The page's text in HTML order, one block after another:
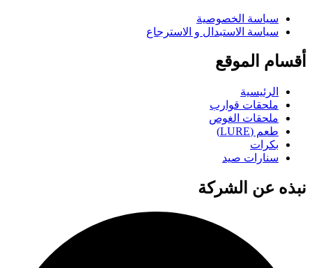
سياسة الخصوصية
سياسة الاستبدال و الاسترجاع
أقسام الموقع
الرئيسية
ملحقات قوارب
ملحقات الغوص
طعم (LURE)
بكرات
سنارات صيد
نبذه عن الشركة